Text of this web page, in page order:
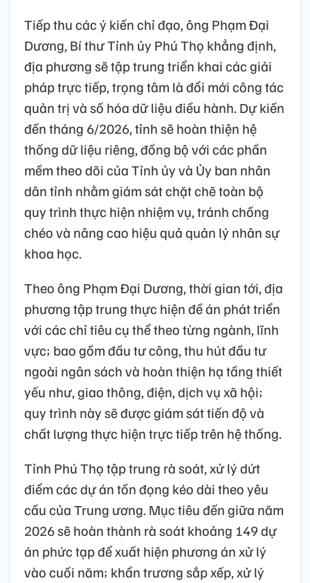
Tiếp thu các ý kiến chỉ đạo, ông Phạm Đại
Dương, Bí thư Tỉnh ủy Phú Thọ khẳng định,
địa phương sẽ tập trung triển khai các giải
pháp trực tiếp, trọng tâm là đổi mới công tác
quản trị và số hóa dữ liệu điều hành. Dự kiến
đến tháng 6/2026, tỉnh sẽ hoàn thiện hệ
thống dữ liệu riêng, đồng bộ với các phần
mềm theo dõi của Tỉnh ủy và Ủy ban nhân
dân tỉnh nhằm giám sát chặt chẽ toàn bộ
quy trình thực hiện nhiệm vụ, tránh chồng
chéo và nâng cao hiệu quả quản lý nhân sự
khoa học.
Theo ông Phạm Đại Dương, thời gian tới, địa
phương tập trung thực hiện đề án phát triển
với các chỉ tiêu cụ thể theo từng ngành, lĩnh
vực; bao gồm đầu tư công, thu hút đầu tư
ngoài ngân sách và hoàn thiện hạ tầng thiết
yếu như, giao thông, điện, dịch vụ xã hội;
quy trình này sẽ được giám sát tiến độ và
chất lượng thực hiện trực tiếp trên hệ thống.
Tỉnh Phú Thọ tập trung rà soát, xử lý dứt
điểm các dự án tồn đọng kéo dài theo yêu
cầu của Trung ương. Mục tiêu đến giữa năm
2026 sẽ hoàn thành rà soát khoảng 149 dự
án phức tạp để xuất hiện phương án xử lý
vào cuối năm; khẩn trương sắp xếp, xử lý